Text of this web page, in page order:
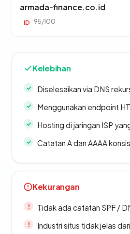
armada-finance.co.id
ID 95/100
Kelebihan
Diselesaikan via DNS
Menggunakan endpoint
Hosting di jaringan ISP
Catatan A dan AAAA
Kekurangan
Tidak ada catatan SPF /
Industri situs tidak jelas